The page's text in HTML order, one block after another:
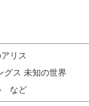
リス
グス 未知の世界
など